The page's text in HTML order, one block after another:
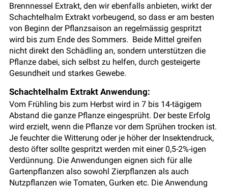
Brennnessel Extrakt, den wir ebenfalls anbieten, wirkt der
Schachtelhalm Extrakt vorbeugend, so dass er am besten
von Beginn der Pflanzsaison an regelmässig gespritzt
wird bis zum Ende des Sommers. Beide Mittel greifen
nicht direkt den Schädling an, sondern unterstützen die
Pflanze dabei, sich selbst zu helfen, durch gesteigerte
Gesundheit und starkes Gewebe.
Schachtelhalm Extrakt Anwendung:
Vom Frühling bis zum Herbst wird in 7 bis 14-tägigem
Abstand die ganze Pflanze eingesprüht. Der beste Erfolg
wird erzielt, wenn die Pflanze vor dem Sprühen trocken ist.
Je feuchter die Witterung oder je höher der Insektendruck,
desto öfter sollte gespritzt werden mit einer 0,5-2%-igen
Verdünnung. Die Anwendungen eignen sich für alle
Gartenpflanzen also sowohl Zierpflanzen als auch
Nutzpflanzen wie Tomaten, Gurken etc. Die Anwendung